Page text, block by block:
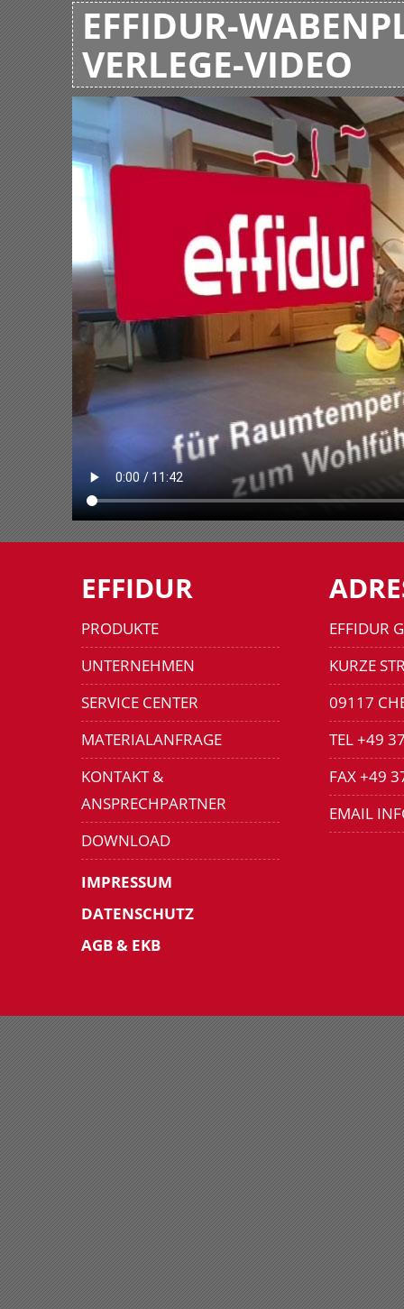
EFFIDUR-
VERLEGE-VIDEO
EFFIDUR
PRODUKTE
UNTERNEHMEN
SERVICE CENTER
MATERIALANFRAGE
KONTAKT &
ANSPRECHPARTNER
DOWNLOAD
IMPRESSUM
DATENSCHUTZ
AGB & EKB
EFFIDUR
KURZE
09117
TEL +49
FAX +49
EMAIL